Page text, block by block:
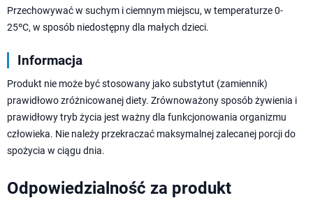
Przechowywać w suchym i ciemnym miejscu, w temperaturze 0-
25ºC, w sposób niedostępny dla małych dzieci.
Informacja
Produkt nie może być stosowany jako substytut (zamiennik)
prawidłowo zróżnicowanej diety. Zrównoważony sposób żywienia i
prawidłowy tryb życia jest ważny dla funkcjonowania organizmu
człowieka. Nie należy przekraczać maksymalnej zalecanej porcji do
spożycia w ciągu dnia.
Odpowiedzialność za produkt